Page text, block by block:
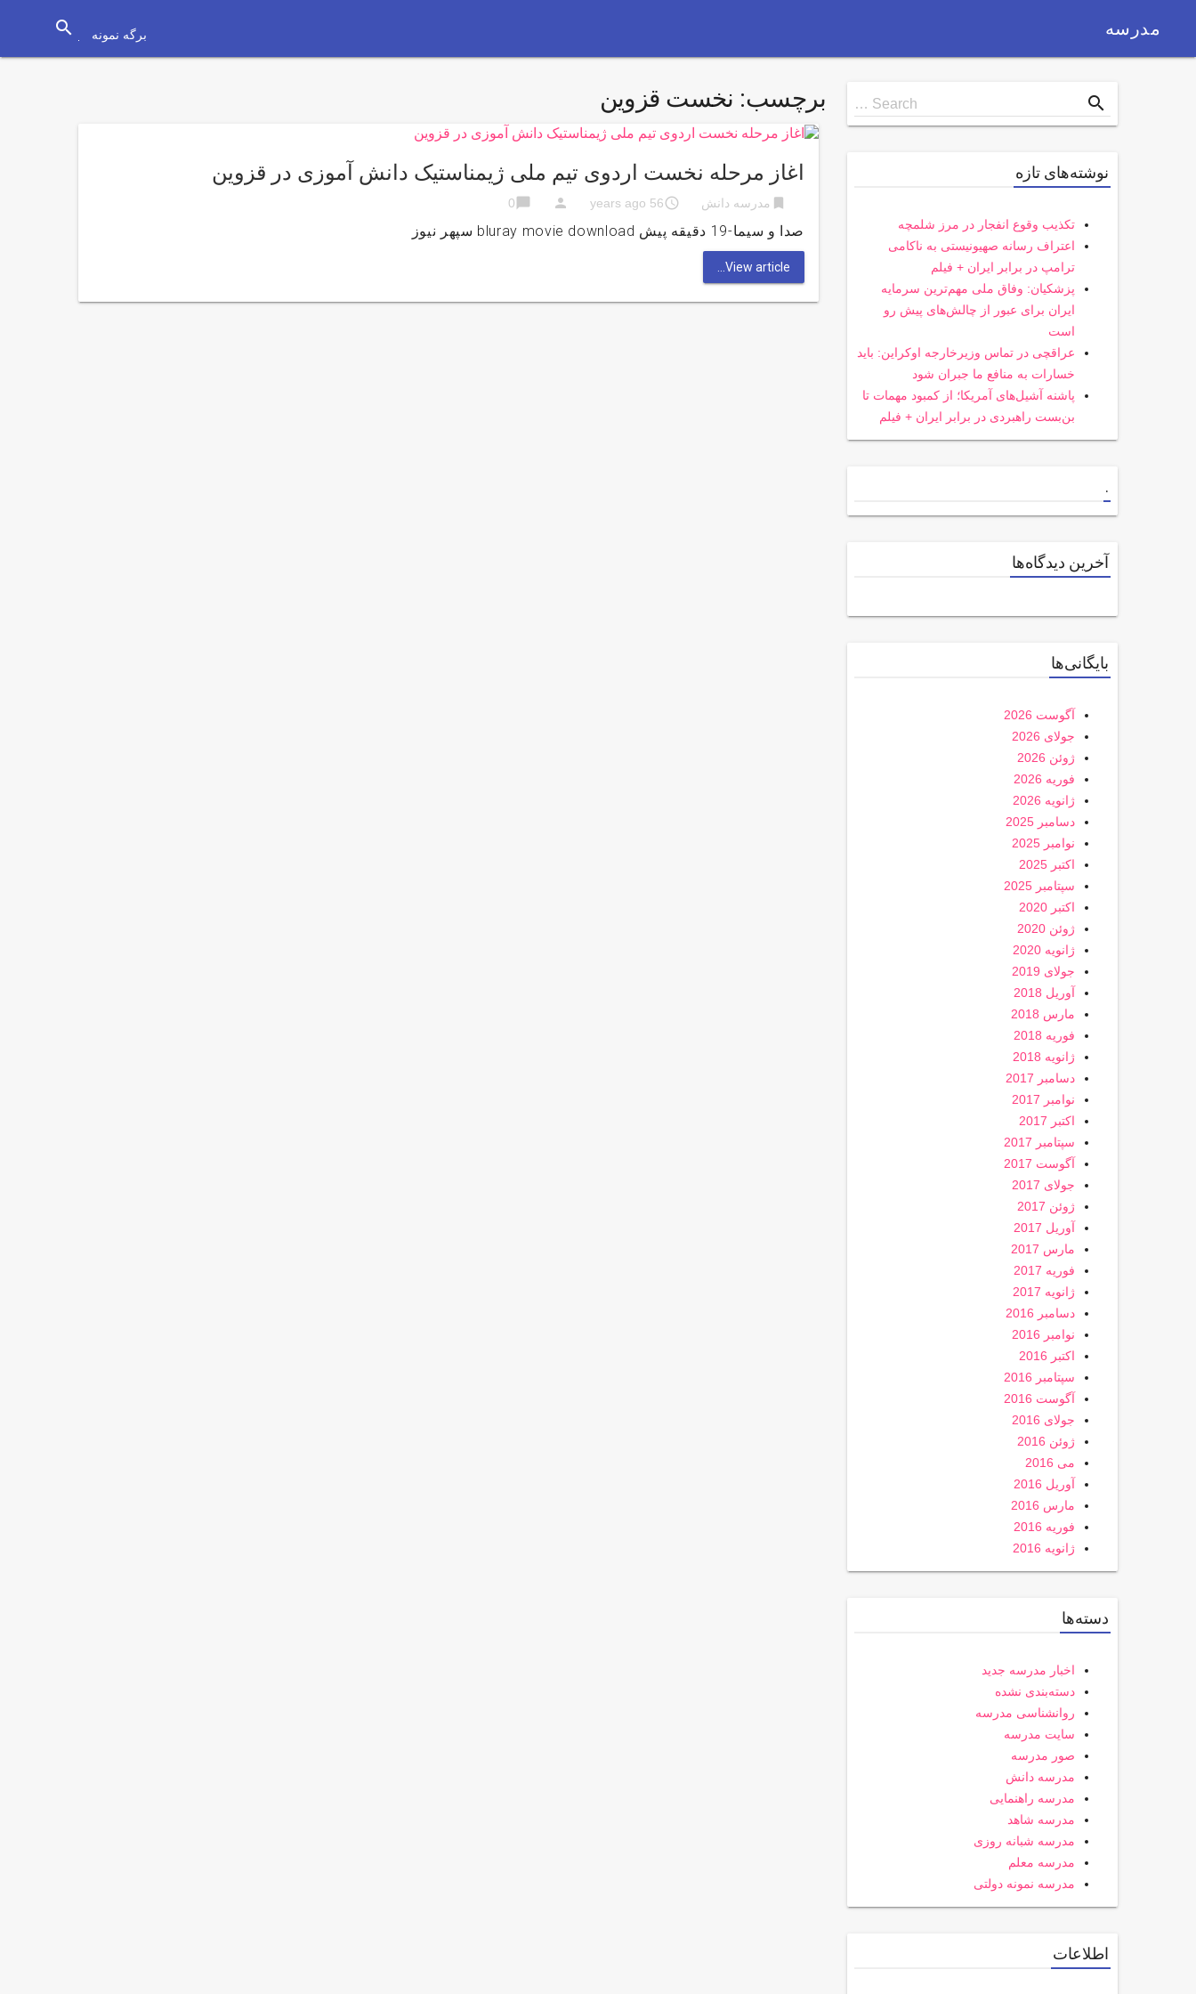
مدرسه برگه نمونه search
برچسب: نخست قزوین
اغاز مرحله نخست اردوی تیم ملی ژیمناستیک دانش آموزی در قزوین
مدرسه دانش access_time
56 years ago
person
chat_bubble
0
صدا و سیما-19 دقیقه پیش bluray movie download سپهر نیوز
View article...
Search
for
Search … search
نوشته‌های تازه
تکذیب وقوع انفجار در مرز شلمچه
اعتراف رسانه صهیونیستی به ناکامی
ترامپ در برابر ایران + فیلم
پزشکیان: وفاق ملی مهم‌ترین سرمایه
ایران برای عبور از چالش‌های پیش رو
است
عراقچی در تماس وزیرخارجه اوکراین: باید
خسارات به منافع ما جبران شود
پاشنه آشیل‌های آمریکا؛ از کمبود مهمات تا
بن‌بست راهبردی در برابر ایران + فیلم
.
آخرین دیدگاه‌ها
بایگانی‌ها
آگوست 2026
جولای 2026
ژوئن 2026
فوریه 2026
ژانویه 2026
دسامبر 2025
نوامبر 2025
اکتبر 2025
سپتامبر 2025
اکتبر 2020
ژوئن 2020
ژانویه 2020
جولای 2019
آوریل 2018
مارس 2018
فوریه 2018
ژانویه 2018
دسامبر 2017
نوامبر 2017
اکتبر 2017
سپتامبر 2017
آگوست 2017
جولای 2017
ژوئن 2017
آوریل 2017
مارس 2017
فوریه 2017
ژانویه 2017
دسامبر 2016
نوامبر 2016
اکتبر 2016
سپتامبر 2016
آگوست 2016
جولای 2016
ژوئن 2016
می 2016
آوریل 2016
مارس 2016
فوریه 2016
ژانویه 2016
دسته‌ها
اخبار مدرسه جدید
دسته‌بندی نشده
روانشناسی مدرسه
سایت مدرسه
صور مدرسه
مدرسه دانش
مدرسه راهنمایی
مدرسه شاهد
مدرسه شبانه روزی
مدرسه معلم
مدرسه نمونه دولتی
اطلاعات